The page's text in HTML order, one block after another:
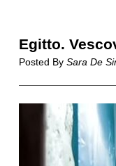
Egitto.
Posted By Sara De